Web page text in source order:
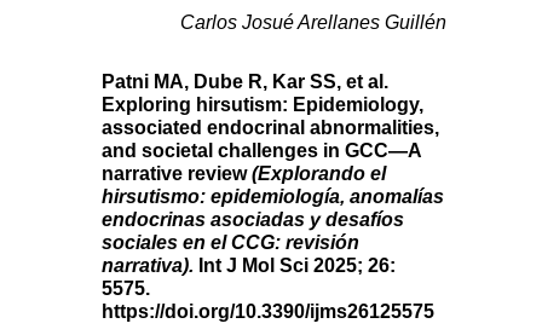
Carlos Josué Arellanes Guillén
Patni MA, Dube R, Kar SS, et al.
Exploring hirsutism: Epidemiology,
associated endocrinal abnormalities,
and societal challenges in GCC—A
narrative review(Explorando el
hirsutismo: epidemiología, anomalías
endocrinas asociadas y desafíos
sociales en el CCG: revisión
narrativa). Int J Mol Sci 2025; 26:
5575.
https://doi.org/10.3390/ijms26125575